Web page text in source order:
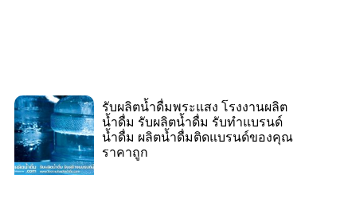
รับผลิตน้ำดื่มพระแสง โรงงานผลิต
น้ำดื่ม รับผลิตน้ำดื่ม รับทำแบรนด์
น้ำดื่ม ผลิตน้ำดื่มติดแบรนด์ของคุณ
ราคาถูก